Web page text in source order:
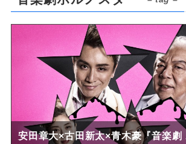
安田章大×古田新太×青木豪『音楽劇